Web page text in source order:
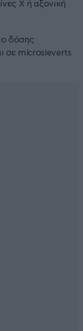
Χ ή αξονική
δόσης
σε microsieverts